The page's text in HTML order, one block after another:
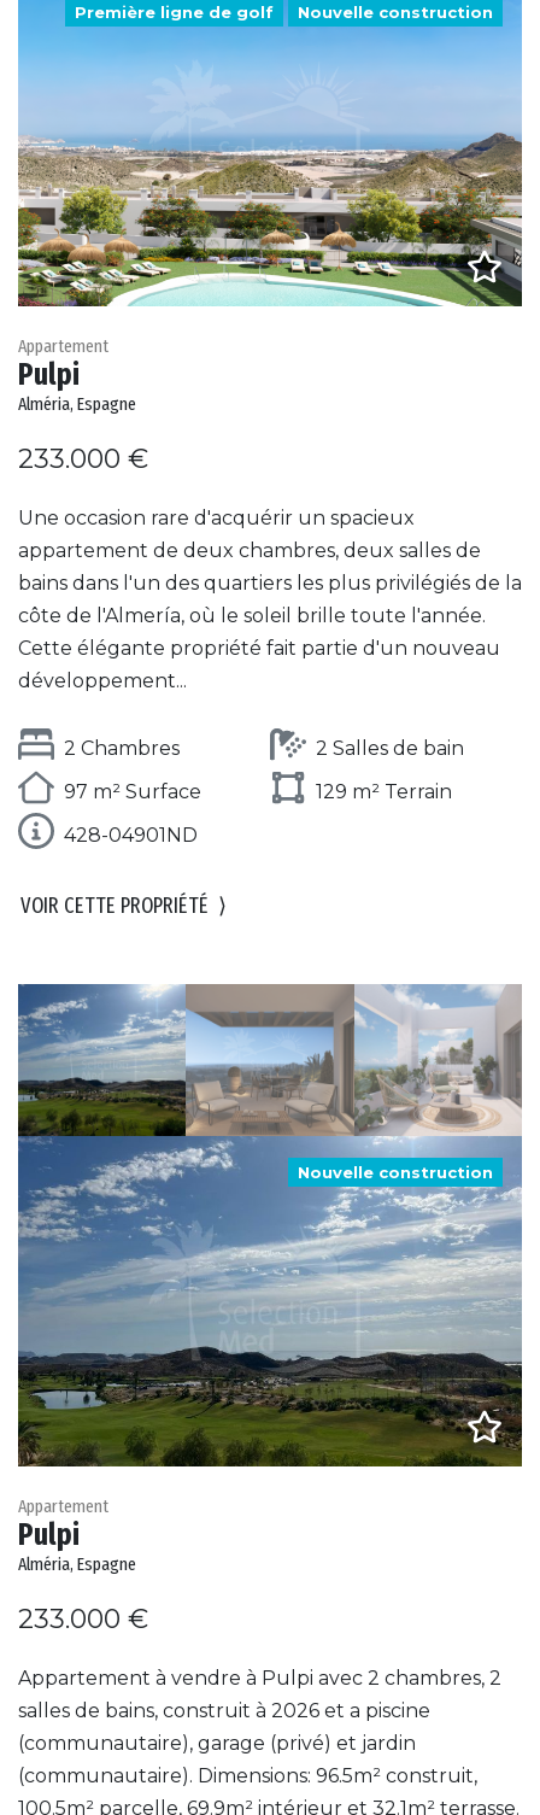
Première ligne de golf Nouvelle construction
Appartement
Pulpi
Alméria, Espagne
233.000 €
Une occasion rare d'acquérir un spacieux
appartement de deux chambres, deux salles de
bains dans l'un des quartiers les plus privilégiés de la
côte de l'Almería, où le soleil brille toute l'année.
Cette élégante propriété fait partie d'un nouveau
développement...
2 Chambres
2 Salles de bain
97 m² Surface
129 m² Terrain
428-04901ND
VOIR CETTE PROPRIÉTÉ ⟩
Nouvelle construction
Appartement
Pulpi
Alméria, Espagne
233.000 €
Appartement à vendre à Pulpi avec 2 chambres, 2
salles de bains, construit à 2026 et a piscine
(communautaire), garage (privé) et jardin
(communautaire). Dimensions: 96.5m² construit,
100.5m² parcelle, 69.9m² intérieur et 32.1m² terrasse.